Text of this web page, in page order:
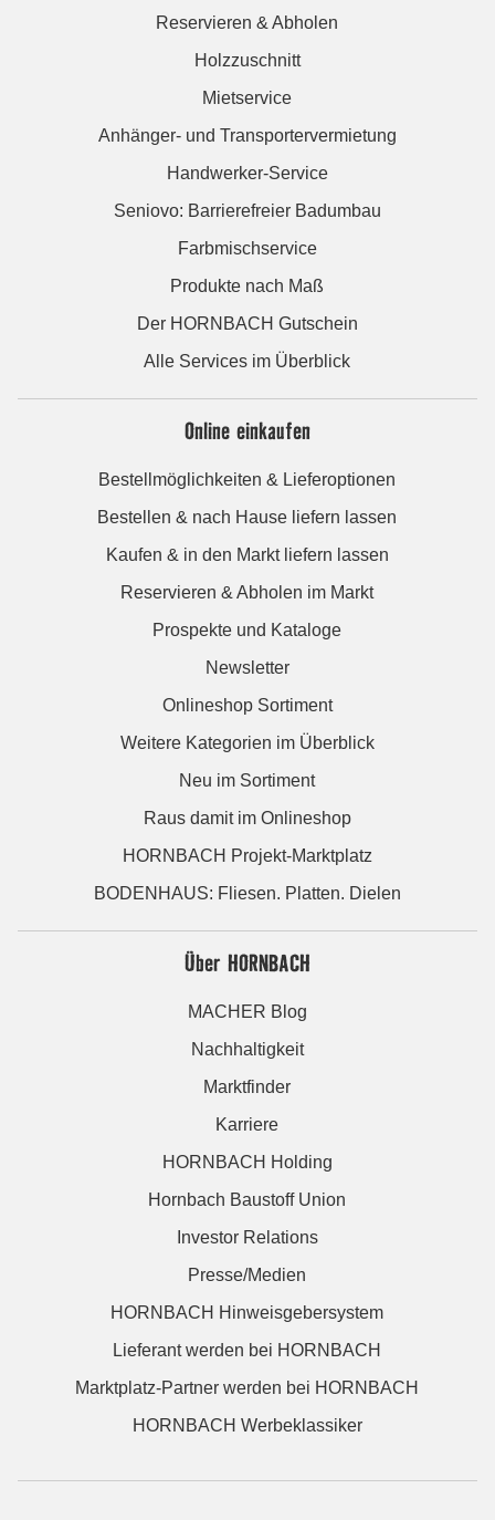
Reservieren & Abholen
Holzzuschnitt
Mietservice
Anhänger- und Transportervermietung
Handwerker-Service
Seniovo: Barrierefreier Badumbau
Farbmischservice
Produkte nach Maß
Der HORNBACH Gutschein
Alle Services im Überblick
Online einkaufen
Bestellmöglichkeiten & Lieferoptionen
Bestellen & nach Hause liefern lassen
Kaufen & in den Markt liefern lassen
Reservieren & Abholen im Markt
Prospekte und Kataloge
Newsletter
Onlineshop Sortiment
Weitere Kategorien im Überblick
Neu im Sortiment
Raus damit im Onlineshop
HORNBACH Projekt-Marktplatz
BODENHAUS: Fliesen. Platten. Dielen
Über HORNBACH
MACHER Blog
Nachhaltigkeit
Marktfinder
Karriere
HORNBACH Holding
Hornbach Baustoff Union
Investor Relations
Presse/Medien
HORNBACH Hinweisgebersystem
Lieferant werden bei HORNBACH
Marktplatz-Partner werden bei HORNBACH
HORNBACH Werbeklassiker